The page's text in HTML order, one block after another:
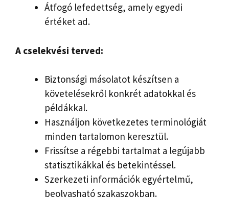
Átfogó lefedettség, amely egyedi
értéket ad.
A cselekvési terved:
Biztonsági másolatot készítsen a
követelésekről konkrét adatokkal és
példákkal.
Használjon következetes terminológiát
minden tartalomon keresztül.
Frissítse a régebbi tartalmat a legújabb
statisztikákkal és betekintéssel.
Szerkezeti információk egyértelmű,
beolvasható szakaszokban.